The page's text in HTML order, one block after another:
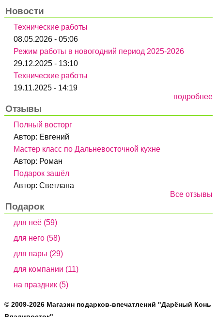
Новости
Технические работы
08.05.2026 - 05:06
Режим работы в новогодний период 2025-2026
29.12.2025 - 13:10
Технические работы
19.11.2025 - 14:19
подробнее
Отзывы
Полный восторг
Автор: Евгений
Мастер класс по Дальневосточной кухне
Автор: Роман
Подарок зашёл
Автор:Светлана
Все отзывы
Подарок
для неё (59)
для него (58)
для пары (29)
для компании (11)
на праздник (5)
© 2009-2026 Магазин подарков-впечатлений "Дарёный Конь